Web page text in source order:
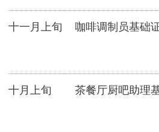
十一月上旬 咖啡调制员基础
十月上旬 茶餐厅厨吧助理